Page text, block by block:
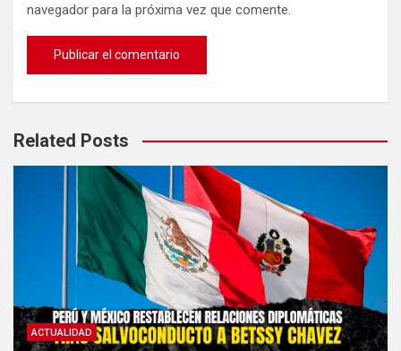
navegador para la próxima vez que comente.
Related Posts
ACTUALIDAD